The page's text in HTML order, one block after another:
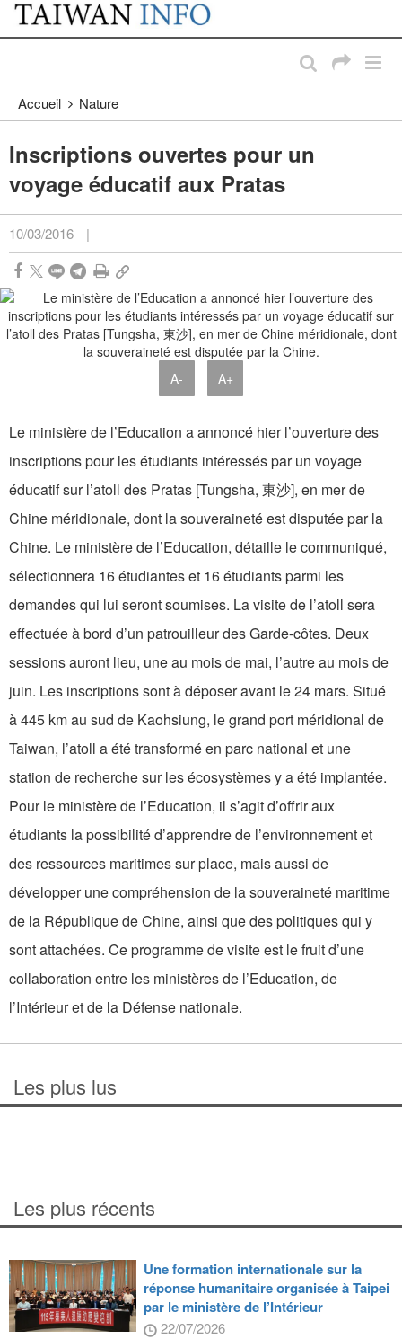
Passer au contenu principal
:::
Accueil Nature
Inscriptions ouvertes pour un
voyage éducatif aux Pratas
10/03/2016 |
A- A+
Le ministère de l’Education a annoncé hier l’ouverture des
inscriptions pour les étudiants intéressés par un voyage
éducatif sur l’atoll des Pratas [Tungsha, 東沙], en mer de
Chine méridionale, dont la souveraineté est disputée par la
Chine. Le ministère de l’Education, détaille le communiqué,
sélectionnera 16 étudiantes et 16 étudiants parmi les
demandes qui lui seront soumises. La visite de l’atoll sera
effectuée à bord d’un patrouilleur des Garde-côtes. Deux
sessions auront lieu, une au mois de mai, l’autre au mois de
juin. Les inscriptions sont à déposer avant le 24 mars. Situé
à 445 km au sud de Kaohsiung, le grand port méridional de
Taiwan, l’atoll a été transformé en parc national et une
station de recherche sur les écosystèmes y a été implantée.
Pour le ministère de l’Education, il s’agit d’offrir aux
étudiants la possibilité d’apprendre de l’environnement et
des ressources maritimes sur place, mais aussi de
développer une compréhension de la souveraineté maritime
de la République de Chine, ainsi que des politiques qui y
sont attachées. Ce programme de visite est le fruit d’une
collaboration entre les ministères de l’Education, de
l’Intérieur et de la Défense nationale.
Les plus lus
Les plus récents
Une formation internationale sur la
réponse humanitaire organisée à Taipei
par le ministère de l’Intérieur
22/07/2026